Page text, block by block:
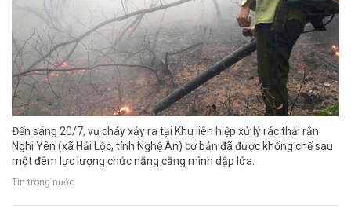
Đến sáng 20/7, vụ cháy xảy ra tại Khu liên hiệp xử lý rác thải rắn
Nghi Yên (xã Hải Lộc, tỉnh Nghệ An) cơ bản đã được khống chế sau
một đêm lực lượng chức năng căng mình dập lửa.
Tin trong nước